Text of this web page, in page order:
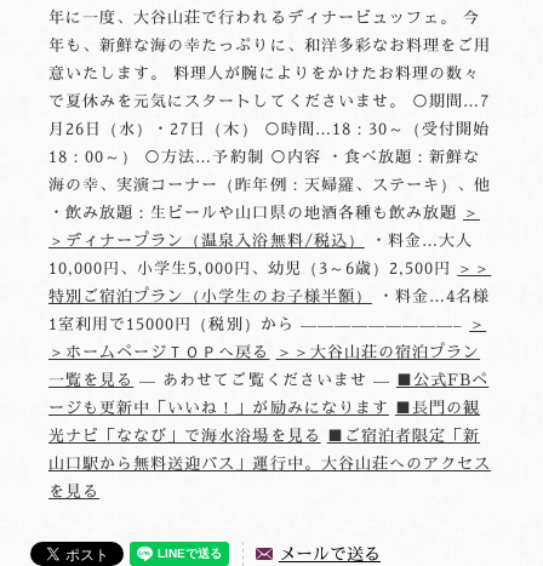
年に一度、大谷山荘で行われるディナービュッフェ。 今
年も、新鮮な海の幸たっぷりに、和洋多彩なお料理をご用
意いたします。 料理人が腕によりをかけたお料理の数々
で夏休みを元気にスタートしてくださいませ。 ○期間…7
月26日（水）・27日（木） ○時間…18：30～（受付開始
18：00～） ○方法…予約制 ○内容 ・食べ放題：新鮮な
海の幸、実演コーナー（昨年例：天婦羅、ステーキ）、他
・飲み放題：生ビールや山口県の地酒各種も飲み放題 ＞
＞ディナープラン（温泉入浴無料/税込）
・料金…大人
10,000円、小学生5,000円、幼児（3～6歳）2,500円 ＞＞
特別ご宿泊プラン（小学生のお子様半額）
・料金…4名様
1室利用で15000円（税別）から —————————– ＞
＞ホームページＴＯＰへ戻る
＞＞大谷山荘の宿泊プラン
一覧を見る — あわせてご覧くださいませ — ■公式FBペ
ージも更新中「いいね！」が励みになります ■長門の観
光ナビ「ななび」で海水浴場を見る ■ご宿泊者限定「新
山口駅から無料送迎バス」運行中。大谷山荘へのアクセス
を見る
メールで送る